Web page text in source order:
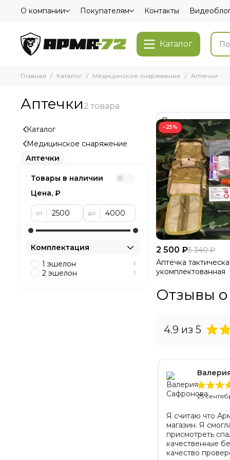
О компании Покупателям Контакты
Каталог
Главная Каталог Медицинское снаряжение Аптечки
Аптечки
−25%
2 500 ₽3 340 ₽
Аптечка
укомплектованная
Отзывы о
4.9 из 5
25
Я считаю что
магазин. Я
присмотреть
качественные
качество
Каталог
Медицинское снаряжение
Аптечки
Товары в наличии
Цена, ₽
от до
Комплектация
1 эшелон
1
2 эшелон 1